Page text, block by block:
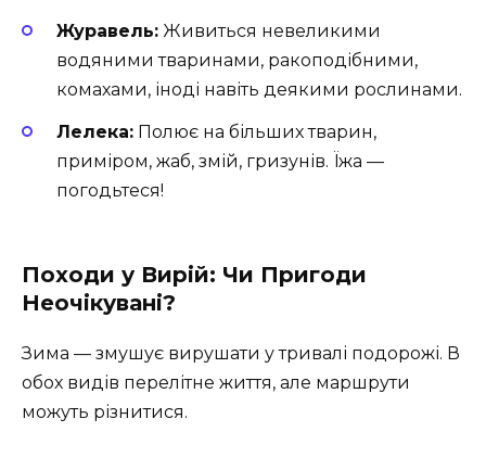
Журавель: Живиться невеликими
водяними тваринами, ракоподібними,
комахами, іноді навіть деякими рослинами.
Лелека: Полює на більших тварин,
приміром, жаб, змій, гризунів. Їжа —
погодьтеся!
Походи у Вирій: Чи Пригоди
Неочікувані?
Зима — змушує вирушати у тривалі подорожі. В
обох видів перелітне життя, але маршрути
можуть різнитися.